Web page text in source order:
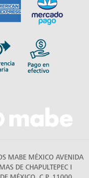
MABE MÉXICO AVENIDA
DE CHAPULTEPEC I